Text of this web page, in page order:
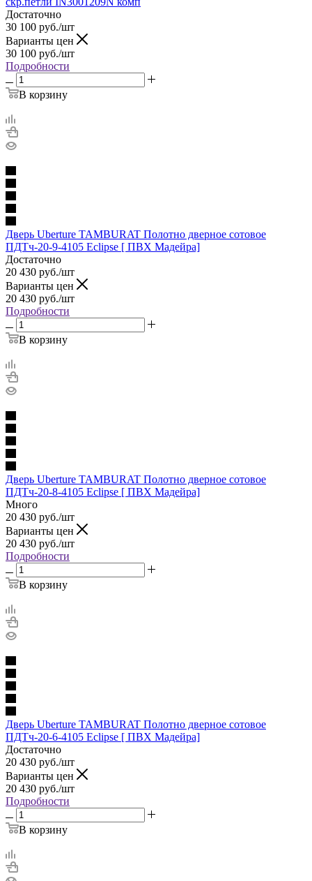
Достаточно
30 100 руб./шт
Варианты цен
30 100 руб./шт
Подробности
В корзину
Дверь Uberture TAMBURAT Полотно дверное сотовое
ПДТч-20-9-4105 Eclipse [ ПВХ Мадейра]
Достаточно
20 430 руб./шт
Варианты цен
20 430 руб./шт
Подробности
В корзину
Дверь Uberture TAMBURAT Полотно дверное сотовое
ПДТч-20-8-4105 Eclipse [ ПВХ Мадейра]
Много
20 430 руб./шт
Варианты цен
20 430 руб./шт
Подробности
В корзину
Дверь Uberture TAMBURAT Полотно дверное сотовое
ПДТч-20-6-4105 Eclipse [ ПВХ Мадейра]
Достаточно
20 430 руб./шт
Варианты цен
20 430 руб./шт
Подробности
В корзину